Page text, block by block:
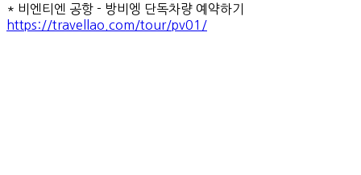
* 비엔티엔 공항 - 방비엥 단독차량 예약하기
https://travellao.com/tour/pv01/